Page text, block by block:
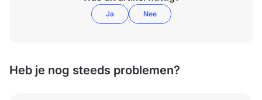
Ja Nee
Heb je nog steeds problemen?